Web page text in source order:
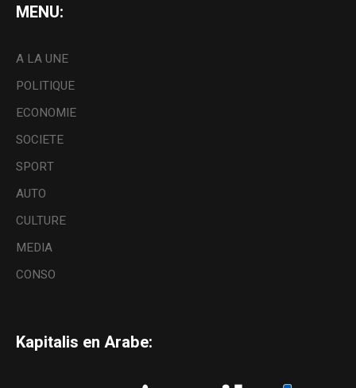
MENU:
A LA UNE
POLITIQUE
ECONOMIE
SOCIETE
SPORT
AUTO
CULTURE
MEDIA
CONSO
Kapitalis en Arabe: